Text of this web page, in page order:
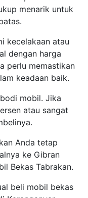
menarik untuk
kecelakaan atau
dengan harga
perlu memastikan
keadaan baik.
mobil. Jika
atau sangat
Anda tetap
ke Gibran
Bekas Tabrakan.
beli mobil bekas